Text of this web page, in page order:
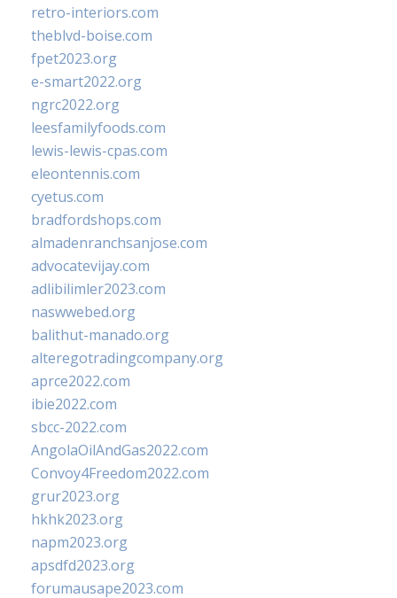
retro-interiors.com
theblvd-boise.com
fpet2023.org
e-smart2022.org
ngrc2022.org
leesfamilyfoods.com
lewis-lewis-cpas.com
eleontennis.com
cyetus.com
bradfordshops.com
almadenranchsanjose.com
advocatevijay.com
adlibilimler2023.com
naswwebed.org
balithut-manado.org
alteregotradingcompany.org
aprce2022.com
ibie2022.com
sbcc-2022.com
AngolaOilAndGas2022.com
Convoy4Freedom2022.com
grur2023.org
hkhk2023.org
napm2023.org
apsdfd2023.org
forumausape2023.com